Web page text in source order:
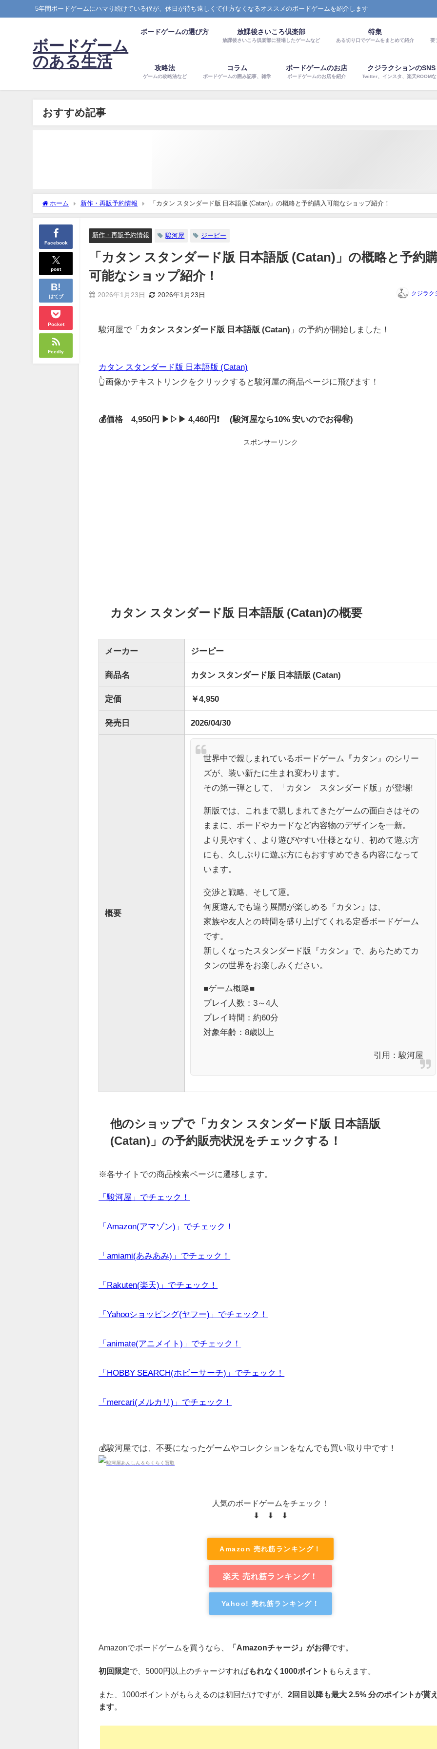
5年間ボードゲームにハマり続けている僕が、休日が待ち遠しくて仕方なくなるオススメのボードゲームを紹介します
ボードゲーム
のある生活
ボードゲームの選び方 放課後さいころ倶楽部
放課後さいころ倶楽部に登場したゲームなど
特集
ある切り口でゲームをまとめて紹介 要
攻略法
ゲームの攻略法など
コラム
ボードゲームの囲み記事、雑学
ボードゲームのお店
ボードゲームのお店を紹介
クジラクションのSNS
Twitter、インスタ、楽天ROOM
おすすめ記事
ホーム 新作・再販予約情報 「カタン スタンダード版 日本語版 (Catan)」の概略と予約購入可能なショップ紹介！
Facebook
post
はてブ
Pocket
Feedly
新作・再販予約情報 駿河屋 ジーピー
「カタン スタンダード版 日本語版 (Catan)」の概略と予約
可能なショップ紹介！
2026年1月23日 2026年1月23日 クジラク
駿河屋で「 カタン スタンダード版 日本語版 (Catan) 」の予約が開始しました！
カタン スタンダード版 日本語版 (Catan)
👆画像かテキストリンクをクリックすると駿河屋の商品ページに飛びます！
💰価格 4,950円 ▶▷▶ 4,460円❗ (駿河屋なら10% 安いのでお得🉐)
スポンサーリンク
カタン スタンダード版 日本語版 (Catan)の概要
メーカー ジーピー
商品名 カタン スタンダード版 日本語版 (Catan)
定価 ￥4,950
発売日 2026/04/30
概要
世界中で親しまれているボードゲーム『カタン』のシリー
ズが、装い新たに生まれ変わります。
その第一弾として、「カタン スタンダード版」が登場!
新版では、これまで親しまれてきたゲームの面白さはその
ままに、ボードやカードなど内容物のデザインを一新。
より見やすく、より遊びやすい仕様となり、初めて遊ぶ方
にも、久しぶりに遊ぶ方にもおすすめできる内容になって
います。
交渉と戦略、そして運。
何度遊んでも違う展開が楽しめる『カタン』は、
家族や友人との時間を盛り上げてくれる定番ボードゲーム
です。
新しくなったスタンダード版『カタン』で、あらためてカ
タンの世界をお楽しみください。
■ゲーム概略■
プレイ人数：3～4人
プレイ時間：約60分
対象年齢：8歳以上
引用： 駿河屋
他のショップで「カタン スタンダード版 日本語版
(Catan)」の予約販売状況をチェックする！
※各サイトでの商品検索ページに遷移します。
「駿河屋」でチェック！
「Amazon(アマゾン)」でチェック！
「amiami(あみあみ)」でチェック！
「Rakuten(楽天)」でチェック！
「Yahooショッピング(ヤフー)」でチェック！
「animate(アニメイト)」でチェック！
「HOBBY SEARCH(ホビーサーチ)」でチェック！
「mercari(メルカリ)」でチェック！
💰駿河屋では、不要になったゲームやコレクションをなんでも買い取り中です！
人気のボードゲームをチェック！
⬇ ⬇ ⬇
Amazon 売れ筋ランキング！
楽天 売れ筋ランキング！
Yahoo! 売れ筋ランキング！
Amazonでボードゲームを買うなら、 「Amazonチャージ」がお得です。
初回限定で、5000円以上のチャージすればもれなく1000ポイント もらえます。
また、1000ポイントがもらえるのは初回だけですが、2回目以降も最大 2.5% 分のポイントが貰
ます